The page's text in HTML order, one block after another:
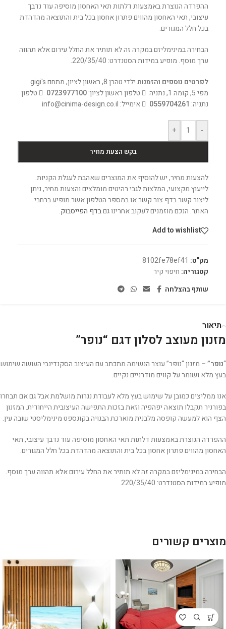
ההפרדה הנוצרת באמצעות דלתות תאי האחסון מוסיפה עוד נדבך
עיצובי, תאי האחסון מהווים פתרון אחסון בכל בית והתוצאה מהדהדת
בכל חלל המגורים.
הבחירה במינימליזם במקרה זה לא תותיר את החלל עירום אלא תהווה
ערך מוסף. מופיע במידות הסטנדרט: 220/35/40.
לפרטים נוספים והזמנותילדי טהרן 8, ראשון לציון, מתחם gigi's
מפי 5, קומה 1, נתניה
טלפון ראשון לציון:0723977100
טלפון
נתניה: 0559704261 אימייל: info@cinima-design.co.il
-
+
בקש הצעת מחיר
להצעות מחיר, יש להוסיף את המוצרים שאהבת לעגלת הקניות.
לייעוץ מקצועי, המלצות לגבי רהיטים מומלצים והצעות מחיר, ניתן
ליצור קשר בדף צור קשר או במספר הטלפון אשר מופיע ברחבי
האתר. הנכם מוזמנים לעקוב אחרינו גםבדף הפייסבוק.
Add to wishlist
מק"ט: 8102fe78ef41
קטגוריה: חיפוי קיר
שותף בהצלחה
תיאור
מזנון מעוצב לסלון דגם “נופר”
“נופר” – מזנון “נופר” עוצר הנשימה מתכתב עם העיצוב הסקנדינבי העושה שימוש
בעץ מלא ושומר על קווים מודרניים נקיים.
אנו ממליצים כמובן על שימוש בעץ מלא לעבודת נגרות מושלמת אבל גם אם תבחרו
בפורניר תקבלו תוצאה יפהפיה וזאת בזכות התפישה העיצובית הייחודית. המזנון
הצף הוא למעשה קופסה מלבנית מוארכת הבנויה בקונספט מינימליסטי שובה עין.
ההפרדה הנוצרת באמצעות דלתות תאי האחסון מוסיפה עוד נדבך עיצובי, תאי
האחסון מהווים פתרון אחסון בכל בית והתוצאה מהדהדת בכל חלל המגורים.
הבחירה במינימליזם במקרה זה לא תותיר את החלל עירום אלא תהווה ערך מוסף.
מופיע במידות הסטנדרט: 220/35/40.
מוצרים קשורים